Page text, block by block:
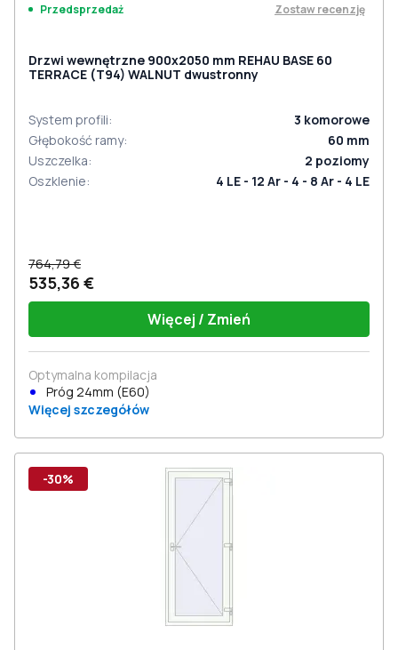
Przedsprzedaż Zostaw recenzję
Drzwi wewnętrzne 900x2050 mm REHAU BASE 60
TERRACE (Т94) WALNUT dwustronny
System profili: 3 komorowe
Głębokość ramy: 60 mm
Uszczelka: 2 poziomy
Oszklenie: 4 LE - 12 Ar - 4 - 8 Ar - 4 LE
764,79 €
535,36 €
Więcej / Zmień
Optymalna kompilacja
Próg 24mm (E60)
Więcej szczegółów
-30%